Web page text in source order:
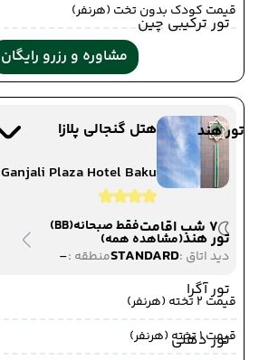
تور ترکیبی چین
تور هند
تور هند(مشاهده همه)
تور آگرا
تور دهلی
قیمت کودک بدون تخت (هرنفر)
مشاوره و رزرو رایگان
هتل گنجالی پلازا
Ganjali Plaza Hotel Baku
7 شب اقامت
فقط صبحانه(BB)
دید اتاق :STANDARDمنطقه :-
قیمت 2 تخته (هرنفر)
قیمت 1 تخته (هرنفر)